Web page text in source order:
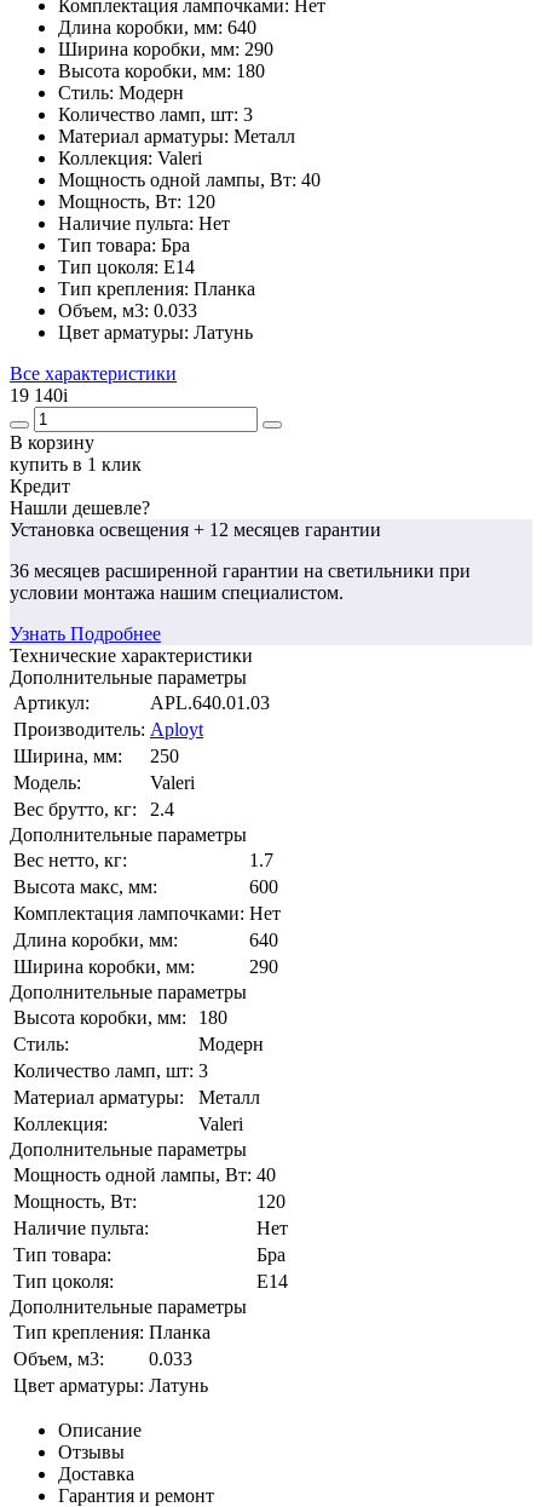
Комплектация лампочками: Нет
Длина коробки, мм: 640
Ширина коробки, мм: 290
Высота коробки, мм: 180
Стиль: Модерн
Количество ламп, шт: 3
Материал арматуры: Металл
Коллекция: Valeri
Мощность одной лампы, Вт: 40
Мощность, Вт: 120
Наличие пульта: Нет
Тип товара: Бра
Тип цоколя: Е14
Тип крепления: Планка
Объем, м3: 0.033
Цвет арматуры: Латунь
Все характеристики
19 140i
В корзину
купить в 1 клик
Кредит
Нашли дешевле?
Установка освещения + 12 месяцев гарантии
36 месяцев расширенной гарантии на светильники при
условии монтажа нашим специалистом.
Узнать Подробнее
Технические характеристики
Дополнительные параметры
Артикул:
APL.640.01.03
Производитель: Aployt
Ширина, мм:
250
Модель:
Valeri
Вес брутто, кг:
2.4
Дополнительные параметры
Вес нетто, кг:
1.7
Высота макс, мм:
600
Комплектация лампочками: Нет
Длина коробки, мм:
640
Ширина коробки, мм:
290
Дополнительные параметры
Высота коробки, мм:
180
Стиль:
Модерн
Количество ламп, шт: 3
Материал арматуры:
Металл
Коллекция:
Valeri
Дополнительные параметры
Мощность одной лампы, Вт: 40
Мощность, Вт:
120
Наличие пульта:
Нет
Тип товара:
Бра
Тип цоколя:
Е14
Дополнительные параметры
Тип крепления: Планка
Объем, м3:
0.033
Цвет арматуры: Латунь
Описание
Отзывы
Доставка
Гарантия и ремонт